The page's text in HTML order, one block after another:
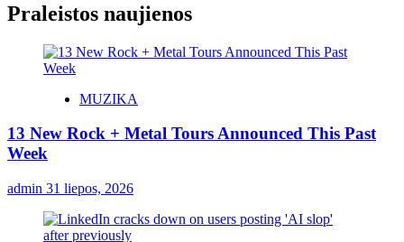
Praleistos naujienos
MUZIKA
13 New Rock + Metal Tours Announced This Past
Week
admin 31 liepos, 2026